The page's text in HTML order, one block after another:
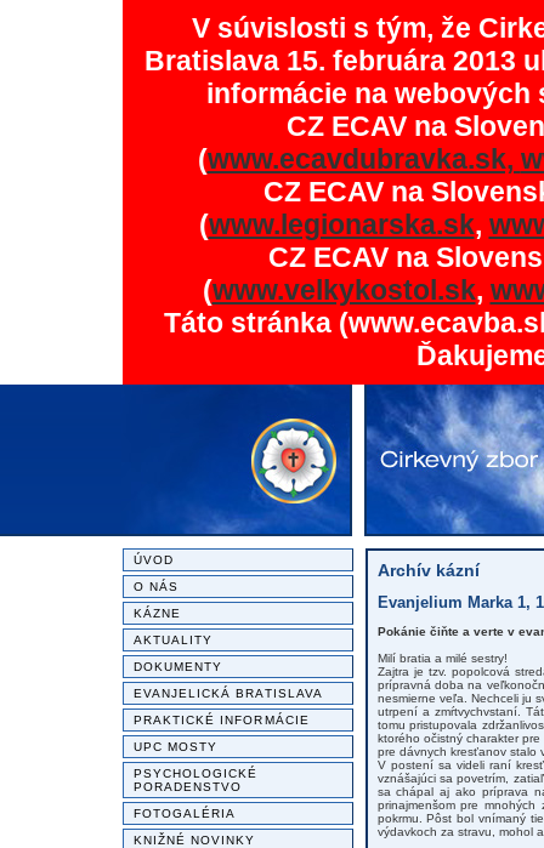
V súvislosti s tým, že
Bratislava 15. februára 2013
informácie na
CZ ECAV na
(www.ecavdubravka.sk,
CZ ECAV na
(www.legionarska.sk,
CZ ECAV na
(www.velkykostol.sk,
Táto stránka
ÚVOD
O NÁS
KÁZNE
AKTUALITY
DOKUMENTY
EVANJELICKÁ BRATISLAVA
PRAKTICKÉ INFORMÁCIE
UPC MOSTY
PSYCHOLOGICKÉ
PORADENSTVO
FOTOGALÉRIA
KNIŽNÉ NOVINKY
Archív kázní
Evanjelium Marka 1,
Pokánie čiňte a verte v
Milí bratia a milé sestry!
Zajtra je tzv. popolcová
prípravná doba na
nesmierne veľa. Nechceli ju
utrpení a zmŕtvychvstaní.
tomu pristupovala
ktorého očistný charakter
pre dávnych kresťanov stalo
V postení sa videli raní
vznášajúci sa povetrím,
sa chápal aj ako príprava
prinajmenšom pre
pokrmu. Pôst bol vnímaný
výdavkoch za stravu, mohol